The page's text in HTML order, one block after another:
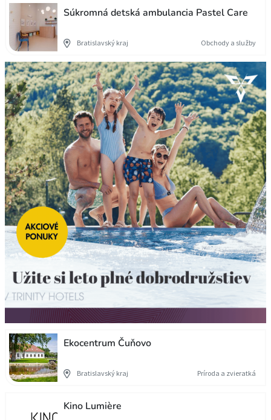
Súkromná detská ambulancia Pastel Care
Bratislavský kraj Obchody a služby
Ekocentrum Čuňovo
Bratislavský kraj Príroda a zvieratká
Kino Lumière